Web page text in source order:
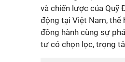
và chiến lược của Quỹ
động tại Việt Nam, thể
đồng hành cùng sự
tư có chọn lọc, trọng